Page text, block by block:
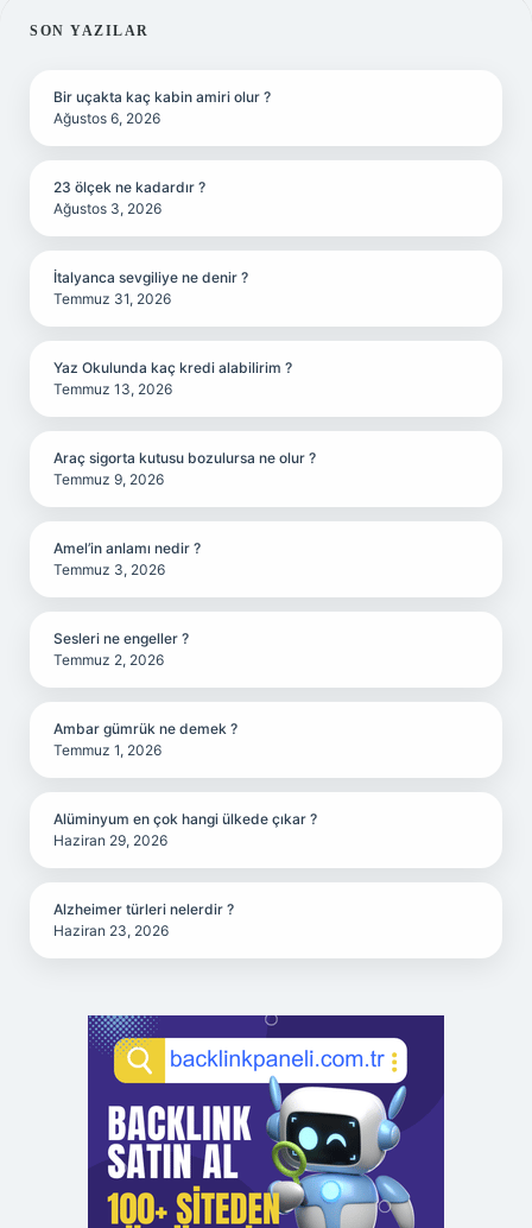
SIDEBAR
SON YAZILAR
Bir uçakta kaç kabin amiri olur ?
Ağustos 6, 2026
23 ölçek ne kadardır ?
Ağustos 3, 2026
İtalyanca sevgiliye ne denir ?
Temmuz 31, 2026
Yaz Okulunda kaç kredi alabilirim ?
Temmuz 13, 2026
Araç sigorta kutusu bozulursa ne olur ?
Temmuz 9, 2026
Amel’in anlamı nedir ?
Temmuz 3, 2026
Sesleri ne engeller ?
Temmuz 2, 2026
Ambar gümrük ne demek ?
Temmuz 1, 2026
Alüminyum en çok hangi ülkede çıkar ?
Haziran 29, 2026
Alzheimer türleri nelerdir ?
Haziran 23, 2026